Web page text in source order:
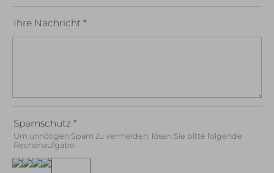
Ihre Nachricht *
Spamschutz *
Um unnötigen Spam zu vermeiden, lösen Sie bitte folgende
Rechenaufgabe.